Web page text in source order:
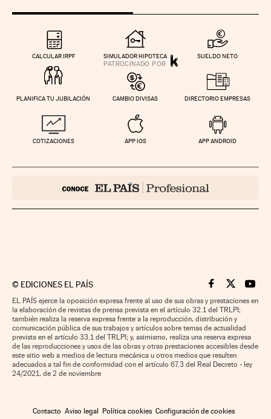
CALCULAR IRPF SIMULADOR HIPOTECA SUELDO NETO
PLANIFICA TU JUBILACIÓN CAMBIO DIVISAS DIRECTORIO EMPRESAS
COTIZACIONES APP IOS APP ANDROID
© EDICIONES EL PAÍS Cinco Días en
Cinco Días
Cinco
EL PAÍS ejerce la oposición expresa frente al uso de sus obras y prestaciones en
la elaboración de revistas de prensa prevista en el artículo 32.1 del TRLPI;
también realiza la reserva expresa frente a la reproducción, distribución y
comunicación pública de sus trabajos y artículos sobre temas de actualidad
prevista en el artículo 33.1 del TRLPI; y, asimismo, realiza una reserva expresa
de las reproducciones y usos de las obras y otras prestaciones accesibles desde
este sitio web a medios de lectura mecánica u otros medios que resulten
adecuados a tal fin de conformidad con el artículo 67.3 del Real Decreto - ley
24/2021, de 2 de noviembre
Contacto Aviso legal Política cookies Configuración de cookies